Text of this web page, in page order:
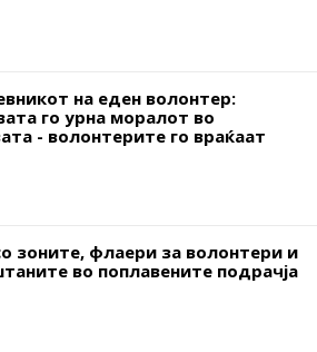
на еден волонтер:
го урна моралот во
- волонтерите го враќаат
зоните, флаери за волонтери и
во поплавените подрачја